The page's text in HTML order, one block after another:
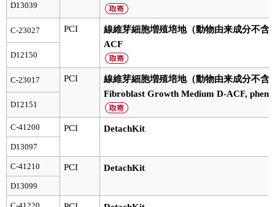
D13039
C-23027 PCI
線維芽細胞増殖培地（動物由来成分不
ACF
D12150
C-23017 PCI
線維芽細胞増殖培地（動物由来成分不含
Fibroblast Growth Medium D-ACF,
D12151
C-41200 PCI DetachKit
D13097
C-41210 PCI DetachKit
D13099